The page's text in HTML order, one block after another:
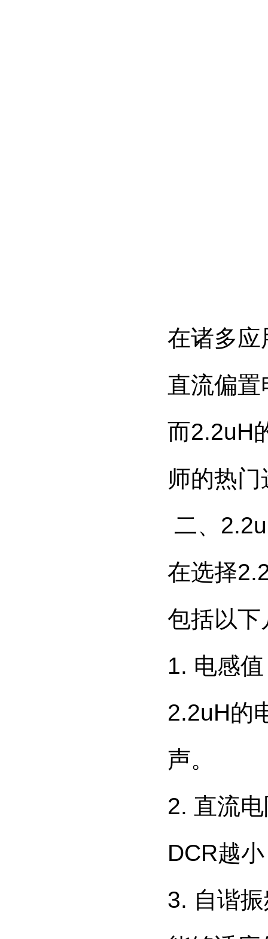
在诸多应
直流偏
而2.2uH
师的热
二、
在选择
包括以下
1. 电感
2.2uH的
声。
2. 直流
DCR越
3. 自谐